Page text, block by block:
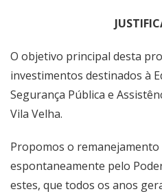
O objetivo principal desta
investimentos destinados à
Segurança Pública e
Vila Velha.
Propomos o
espontaneamente pelo
estes, que todos os anos